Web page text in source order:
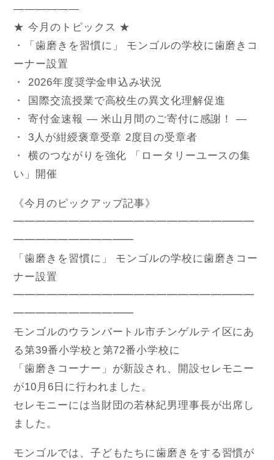
——————
★ 今月のトピックス ★
・「歯磨きを習慣に」 モンゴルの学校に歯磨きコ
ーナー設置
・ 2026年度奨学金申込み状況
・ 国際交流授業で高校生の異文化理解促進
・ 寄付金速報 ― 米山月間のご寄付に感謝！ ―
・ 3人が紺綬褒章受章 2度目の受章者
・ 横のつながりを強化 「ロータリーユースの集
い」開催
《今月のピックアップ記事》
━━━━━━━━━━━━━━━━━━━━━━
━━━━━━━━━━━
「歯磨きを習慣に」 モンゴルの学校に歯磨きコー
ナー設置
━━━━━━━━━━━━━━━━━━━━━━
━━━━━━━━━━━
モンゴルのウランバートル市チンゲルテイ区にあ
る第39番小学校と第72番小学校に
「歯磨きコーナー」が新設され、開設セレモニー
が10月6日に行われました。
セレモニーには当財団の若林紀男理事長が出席し
ました。
モンゴルでは、子どもたちに歯磨きをする習慣が
イ
ト
検
索